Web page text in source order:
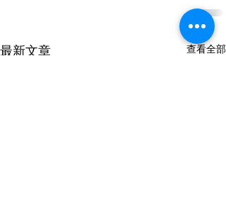
最新文章 查看全部